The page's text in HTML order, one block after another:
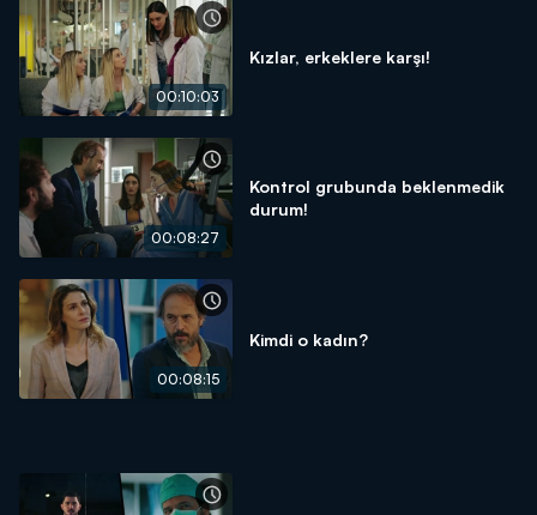
00:10:03
Kızlar, erkeklere karşı!
00:08:27
Kontrol grubunda beklenmedik
durum!
00:08:15
Kimdi o kadın?